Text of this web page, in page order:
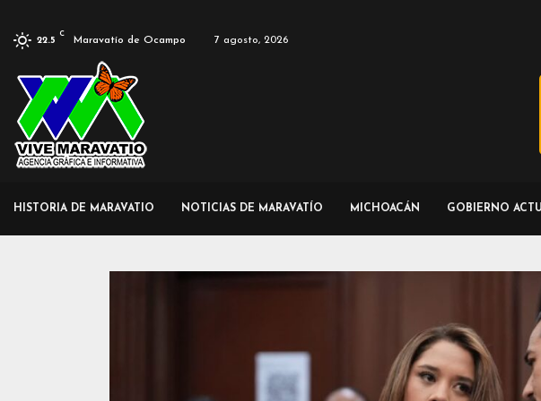
22.5
C
Maravatío de Ocampo 7 agosto, 2026
HISTORIA DE MARAVATIO NOTICIAS DE MARAVATÍO MICHOACÁN GOBIERNO